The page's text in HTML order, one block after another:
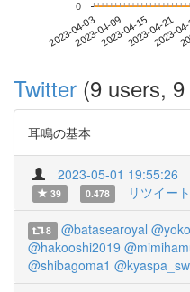
2023-04-032023-04-092023-04-152023-04-21
2023-
0
Twitter (9 users,
耳鳴の基本
2023-05-01 19:55:26
39
0.478 リツイー
8 @batasearoyal
@hakooshi2019
@shibagoma1